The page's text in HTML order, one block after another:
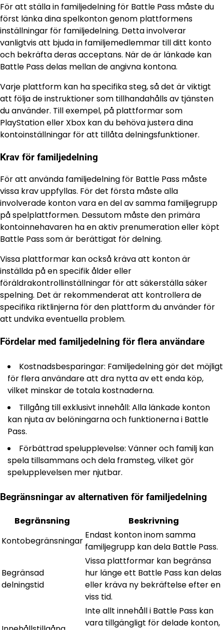
För att ställa in familjedelning för Battle Pass måste du
först länka dina spelkonton genom plattformens
inställningar för familjedelning. Detta involverar
vanligtvis att bjuda in familjemedlemmar till ditt konto
och bekräfta deras acceptans. När de är länkade kan
Battle Pass delas mellan de angivna kontona.
Varje plattform kan ha specifika steg, så det är viktigt
att följa de instruktioner som tillhandahålls av tjänsten
du använder. Till exempel, på plattformar som
PlayStation eller Xbox kan du behöva justera dina
kontoinställningar för att tillåta delningsfunktioner.
Krav för familjedelning
För att använda familjedelning för Battle Pass måste
vissa krav uppfyllas. För det första måste alla
involverade konton vara en del av samma familjegrupp
på spelplattformen. Dessutom måste den primära
kontoinnehavaren ha en aktiv prenumeration eller köpt
Battle Pass som är berättigat för delning.
Vissa plattformar kan också kräva att konton är
inställda på en specifik ålder eller
föräldrakontrollinställningar för att säkerställa säker
spelning. Det är rekommenderat att kontrollera de
specifika riktlinjerna för den plattform du använder för
att undvika eventuella problem.
Fördelar med familjedelning för flera användare
Kostnadsbesparingar: Familjedelning gör det möjligt
för flera användare att dra nytta av ett enda köp,
vilket minskar de totala kostnaderna.
Tillgång till exklusivt innehåll: Alla länkade konton
kan njuta av belöningarna och funktionerna i Battle
Pass.
Förbättrad spelupplevelse: Vänner och familj kan
spela tillsammans och dela framsteg, vilket gör
spelupplevelsen mer njutbar.
Begränsningar av alternativen för familjedelning
Begränsning
Beskrivning
Kontobegränsningar
Endast konton inom samma
familjegrupp kan dela Battle Pass.
Begränsad
delningstid
Vissa plattformar kan begränsa
hur länge ett Battle Pass kan delas
eller kräva ny bekräftelse efter en
viss tid.
Inte allt innehåll i Battle Pass kan
vara tillgängligt för delade konton,